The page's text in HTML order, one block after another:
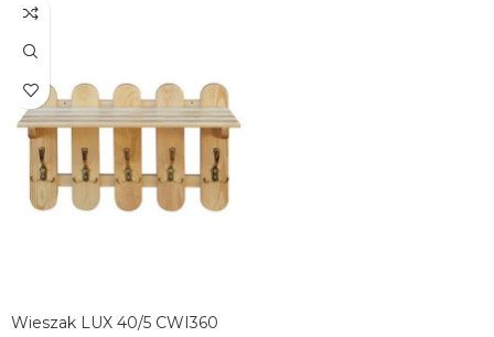
Wieszak LUX 40/5 CWI360